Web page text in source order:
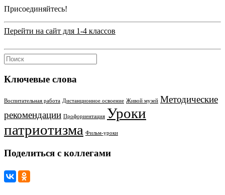
Присоединяйтесь!
Перейти на сайт для 1-4 классов
Ключевые слова
Воспитательная работа Дистанционное освоение Живой музей Методические
рекомендации Профориентация Уроки
патриотизма Фильм-уроки
Поделиться с коллегами